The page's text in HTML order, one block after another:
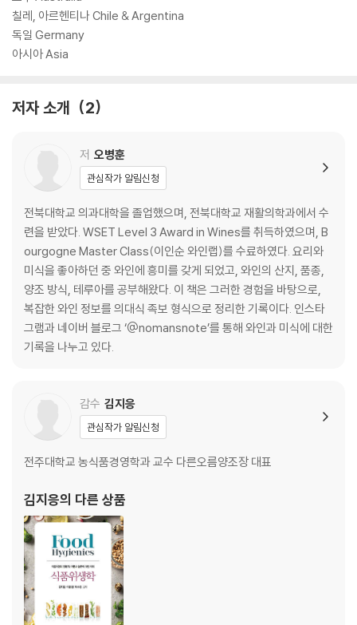
칠레, 아르헨티나 Chile & Argentina
독일 Germany
아시아 Asia
저자 소개 2
저 오병훈
관심작가 알림신청
전북대학교 의과대학을 졸업했으며, 전북대학교 재활의학과에서 수
련을 받았다. WSET Level 3 Award in Wines를 취득하였으며, B
ourgogne Master Class(이인순 와인랩)를 수료하였다. 요리와
미식을 좋아하던 중 와인에 흥미를 갖게 되었고, 와인의 산지, 품종,
양조 방식, 테루아를 공부해왔다. 이 책은 그러한 경험을 바탕으로,
복잡한 와인 정보를 의대식 족보 형식으로 정리한 기록이다. 인스타
그램과 네이버 블로그 ‘@nomansnote’를 통해 와인과 미식에 대한
기록을 나누고 있다.
감수 김지응
관심작가 알림신청
전주대학교 농식품경영학과 교수 다른오름양조장 대표
김지응의 다른 상품